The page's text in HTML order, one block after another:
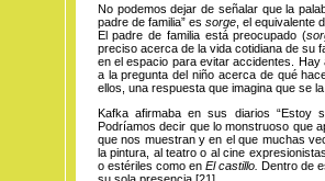
No podemos dejar de señalar que la
padre de familia” es sorge, el equivalente
El padre de familia está preocupado (
preciso acerca de la vida cotidiana de su
en el espacio para evitar accidentes. Hay
a la pregunta del niño acerca de qué
ellos, una respuesta que imagina que se
Kafka afirmaba en sus diarios “Estoy
Podríamos decir que lo monstruoso que
que nos muestran y en el que muchas
la pintura, al teatro o al cine
o estériles como en El castillo. Dentro de
su sola presencia. [21]